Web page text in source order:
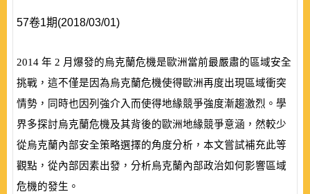
57卷1期(2018/03/01)
2014 年 2 月爆發的烏克蘭危機是歐洲當前最嚴肅的區域安全
挑戰，這不僅是因為烏克蘭危機使得歐洲再度出現區域衝突
情勢，同時也因列強介入而使得地緣競爭強度漸趨激烈。學
界多探討烏克蘭危機及其背後的歐洲地緣競爭意涵，然較少
從烏克蘭內部安全策略選擇的角度分析，本文嘗試補充此等
觀點，從內部因素出發，分析烏克蘭內部政治如何影響區域
危機的發生。